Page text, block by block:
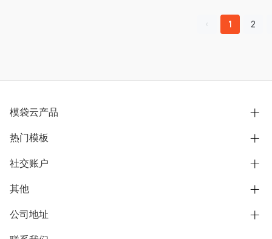
1 2
模袋云产品
别墅设计营销
模型协同展示分享
别墅社区
热门模板
欧式别墅
中式别墅
社交账户
B站
抖音
微信公众号
其他
用户服务协议
隐私政策
公司地址